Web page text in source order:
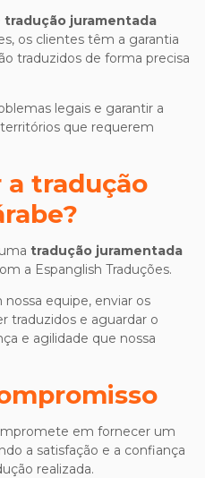
tradução juramentada
os clientes têm a garantia
traduzidos de forma precisa
legais e garantir a
que requerem
a tradução
?
tradução juramentada
a Espanglish Traduções.
equipe, enviar os
traduzidos e aguardar o
e agilidade que nossa
em fornecer um
a satisfação e a confiança
realizada.